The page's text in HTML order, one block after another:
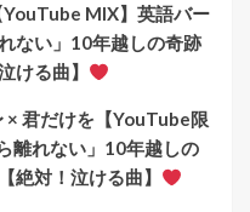
MIX】英語バー
ない」10年越しの奇跡
ける曲】
× 君だけを【YouTube限
離れない」10年越しの
絶対！泣ける曲】